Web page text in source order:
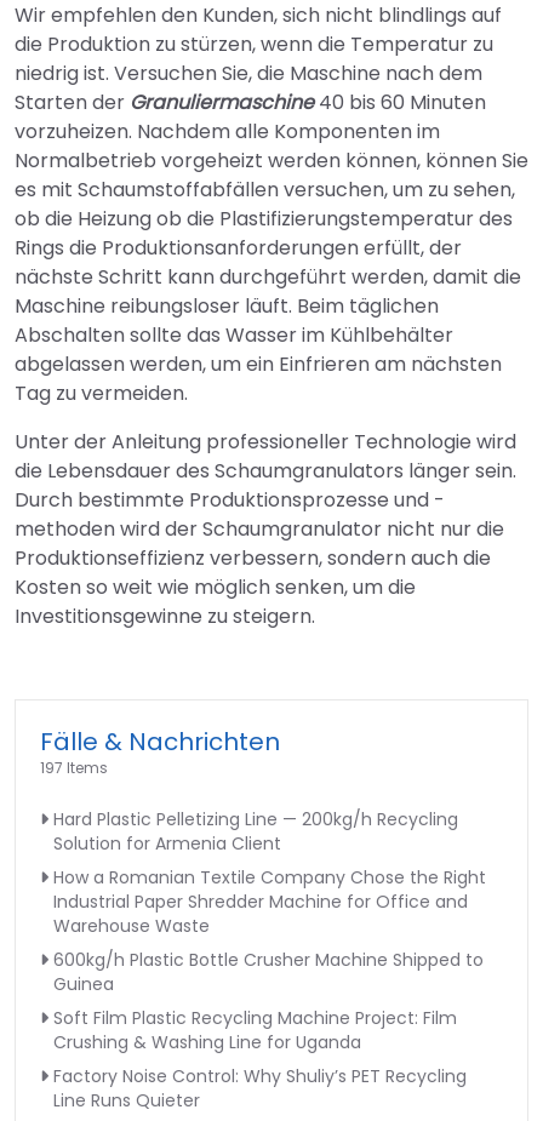
Wir empfehlen den Kunden, sich nicht blindlings auf
die Produktion zu stürzen, wenn die Temperatur zu
niedrig ist. Versuchen Sie, die Maschine nach dem
Starten der Granuliermaschine40 bis 60 Minuten
vorzuheizen. Nachdem alle Komponenten im
Normalbetrieb vorgeheizt werden können, können Sie
es mit Schaumstoffabfällen versuchen, um zu sehen,
ob die Heizung ob die Plastifizierungstemperatur des
Rings die Produktionsanforderungen erfüllt, der
nächste Schritt kann durchgeführt werden, damit die
Maschine reibungsloser läuft. Beim täglichen
Abschalten sollte das Wasser im Kühlbehälter
abgelassen werden, um ein Einfrieren am nächsten
Tag zu vermeiden.
Unter der Anleitung professioneller Technologie wird
die Lebensdauer des Schaumgranulators länger sein.
Durch bestimmte Produktionsprozesse und -
methoden wird der Schaumgranulator nicht nur die
Produktionseffizienz verbessern, sondern auch die
Kosten so weit wie möglich senken, um die
Investitionsgewinne zu steigern.
Fälle & Nachrichten
197 Items
Hard Plastic Pelletizing Line — 200kg/h Recycling
Solution for Armenia Client
How a Romanian Textile Company Chose the Right
Industrial Paper Shredder Machine for Office and
Warehouse Waste
600kg/h Plastic Bottle Crusher Machine Shipped to
Guinea
Soft Film Plastic Recycling Machine Project: Film
Crushing & Washing Line for Uganda
Factory Noise Control: Why Shuliy’s PET Recycling
Line Runs Quieter